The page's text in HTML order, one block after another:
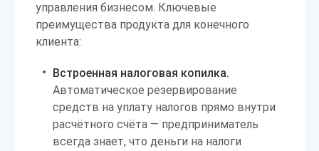
управления бизнесом. Ключевые
преимущества продукта для конечного
клиента:
Встроенная налоговая копилка.
Автоматическое резервирование
средств на уплату налогов прямо внутри
расчётного счёта — предприниматель
всегда знает, что деньги на налоги